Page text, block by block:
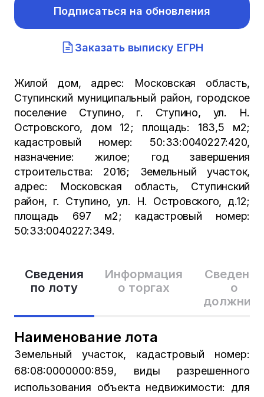
Сведения
по лоту
Информация
о торгах
Сведения
о
Наименование лота
Земельный участок, кадастровый номер:
68:08:0000000:859, виды разрешенного
использования объекта недвижимости: для
Подписаться на обновления
Заказать выписку ЕГРН
Жилой дом, адрес: Московская область,
Ступинский муниципальный район, городское
поселение Ступино, г. Ступино, ул. Н.
Островского, дом 12; площадь: 183,5 м2;
кадастровый номер: 50:33:0040227:420,
назначение: жилое; год завершения
строительства: 2016; Земельный участок,
адрес: Московская область, Ступинский
район, г. Ступино, ул. Н. Островского, д.12;
площадь 697 м2; кадастровый номер:
50:33:0040227:349.